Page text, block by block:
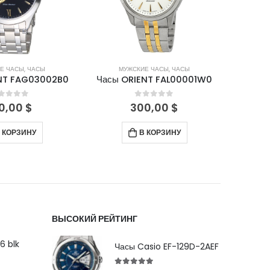
ЧАСЫ, ЧАСЫ
FAG03002B0
of 5
$
КОРЗИНУ
МУЖСКИЕ ЧАСЫ, ЧАСЫ
Часы ORIENT FAL00001W0
0out of 5
300,00 $
В КОРЗИНУ
blk
ВЫСОКИЙ РЕЙТИНГ
Часы Casio EF-129D-2AEF